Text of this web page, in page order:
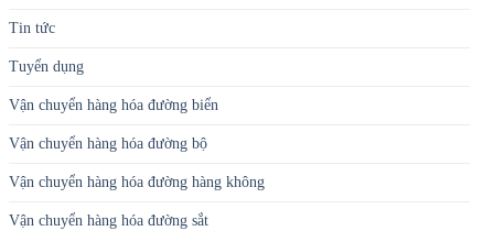
Tin tức
Tuyển dụng
Vận chuyển hàng hóa đường biển
Vận chuyển hàng hóa đường bộ
Vận chuyển hàng hóa đường hàng không
Vận chuyển hàng hóa đường sắt